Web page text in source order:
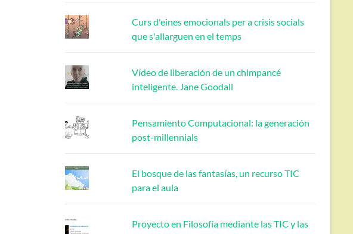
Curs d'eines emocionals per a crisis socials
que s'allarguen en el temps
Vídeo de liberación de un chimpancé
inteligente. Jane Goodall
Pensamiento Computacional: la generación
post-millennials
El bosque de las fantasías, un recurso TIC
para el aula
Proyecto en Filosofía mediante las TIC y las